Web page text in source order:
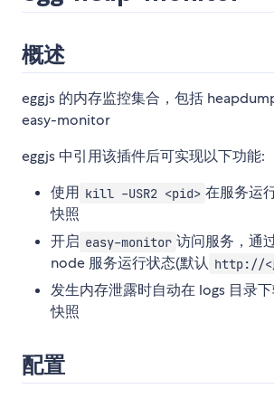
概述
eggjs 的内存监控集合，包括
easy-monitor
eggjs 中引用该插件后可实现以下功能:
使用 kill -USR2 <pid> 在服务运
快照
开启 easy-monitor 访问服务，通
node 服务运行状态(默认 http://<
发生内存泄露时自动在 logs 目录
快照
配置